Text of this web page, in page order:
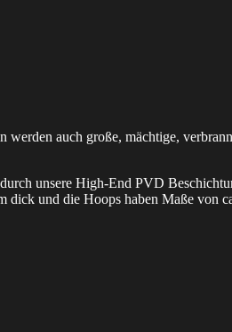
auch große, mächtige,
unsere High-End PVD
dick und die Hoops haben Maße von